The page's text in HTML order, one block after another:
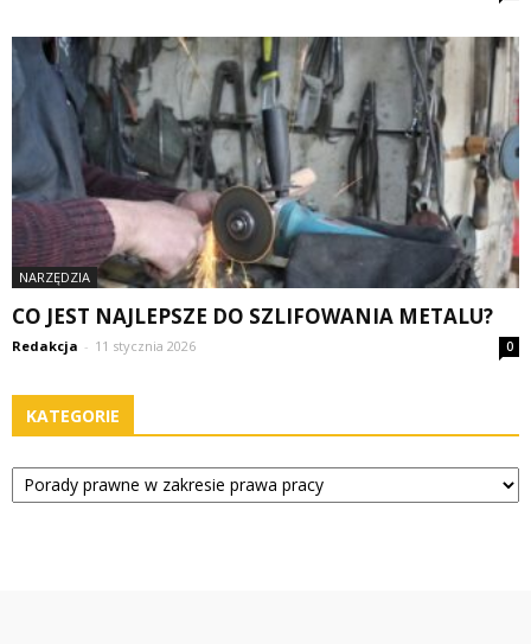
NARZĘDZIA
CO JEST NAJLEPSZE DO SZLIFOWANIA METALU?
Redakcja - 11 stycznia 2026 0
KATEGORIE
Kategorie